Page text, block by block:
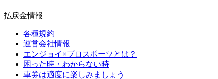
払戻金情報
各種規約
運営会社情報
エンジョイ×プロスポーツとは？
困った時・わからない時
車券は適度に楽しみましょう